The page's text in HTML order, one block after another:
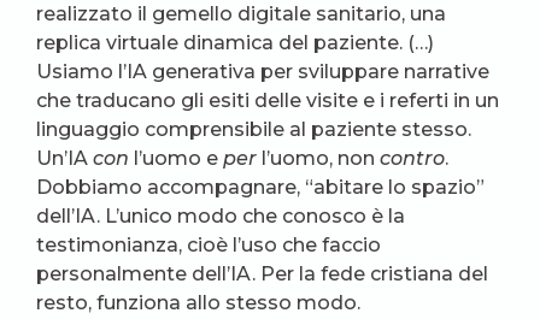
realizzato il gemello digitale sanitario, una
replica virtuale dinamica del paziente. (…)
Usiamo l’IA generativa per sviluppare narrative
che traducano gli esiti delle visite e i referti in un
linguaggio comprensibile al paziente stesso.
Un’IA con l’uomo e per l’uomo, non contro.
Dobbiamo accompagnare, “abitare lo spazio”
dell’IA. L’unico modo che conosco è la
testimonianza, cioè l’uso che faccio
personalmente dell’IA. Per la fede cristiana del
resto, funziona allo stesso modo.